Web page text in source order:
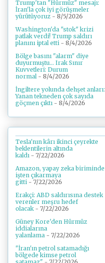
Trump'tan "Hürmüz" mesajı:
İran'la çok iyi görüşmeler
yürütüyoruz - 8/5/2026
Washington'da "stok" krizi
patlak verdi! Trump saldırı
planını iptal etti - 8/4/2026
Bölge basını "alarm" diye
duyurmuştu... Irak Sınır
Kuvvetleri: Durum
normal - 8/4/2026
İngiltere yolunda dehşet anları:
Yanan tekneden çok sayıda
göçmen çıktı - 8/4/2026
Tesla'nın kârı ikinci çeyrekte
beklentilerin altında
kaldı - 7/22/2026
Amazon, yapay zeka biriminde
işten çıkarmaya
gitti - 7/22/2026
Erakçi: ABD saldırısına destek
verenler meşru hedef
olacak - 7/22/2026
Güney Kore'den Hürmüz
iddialarına
yalanlama - 7/22/2026
"İran'ın petrol satamadığı
bölgede kimse petrol